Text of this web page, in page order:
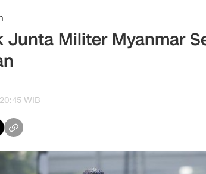
Junta Militer Myanmar
WIB